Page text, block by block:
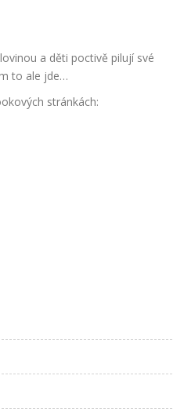
a děti poctivě pilují své
to ale jde…
stránkách: